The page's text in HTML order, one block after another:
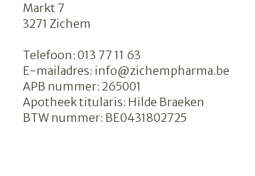
Markt 7
3271 Zichem
Telefoon: 013 77 11 63
E-mailadres: info@zichempharma.be
APB nummer: 265001
Apotheek titularis: Hilde Braeken
BTW nummer: BE0431802725